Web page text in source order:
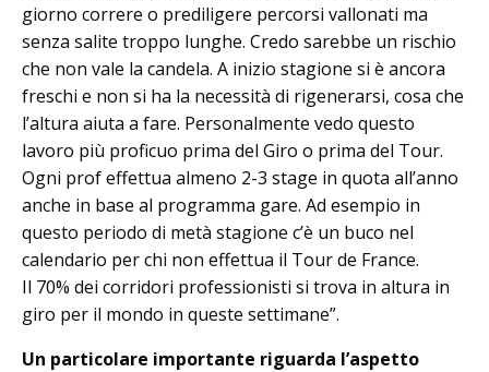
giorno correre o prediligere percorsi vallonati ma
senza salite troppo lunghe. Credo sarebbe un rischio
che non vale la candela. A inizio stagione si è ancora
freschi e non si ha la necessità di rigenerarsi, cosa che
l’altura aiuta a fare. Personalmente vedo questo
lavoro più proficuo prima del Giro o prima del Tour.
Ogni prof effettua almeno 2-3 stage in quota all’anno
anche in base al programma gare. Ad esempio in
questo periodo di metà stagione c’è un buco nel
calendario per chi non effettua il Tour de France.
Il 70% dei corridori professionisti si trova in altura in
giro per il mondo in queste settimane”.
Un particolare importante riguarda l’aspetto